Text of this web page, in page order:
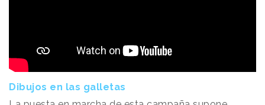
Dibujos en las galletas